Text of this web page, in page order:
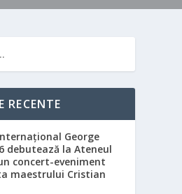
RECENTE
George
debutează la Ateneul
concert-eveniment
maestrului Cristian